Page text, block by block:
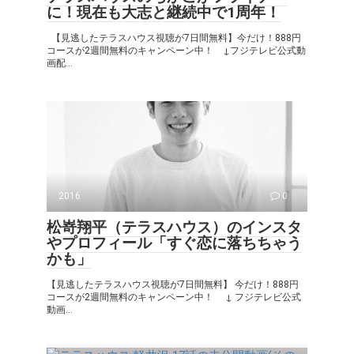
に！現在も大志と継続中で1周年！
【見逃したテラスハウス視聴が7日間無料】今だけ！888円
コースが2週間無料のキャンペーン中！ ↓フジテレビ公式動
画配...
2016 0
松嵜翔平（テラスハウス）のインスタ
やプロフィール「すぐ恋に落ちちゃう
かも」
【見逃したテラスハウス視聴が7日間無料】 今だけ！888円
コースが2週間無料のキャンペーン中！ ↓ フジテレビ公式
動画...